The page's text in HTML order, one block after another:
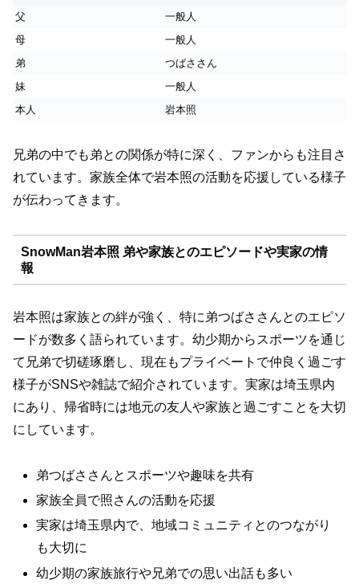
父
一般人
母
一般人
弟
つばささん
妹
一般人
本人
岩本照
兄弟の中でも弟との関係が特に深く、ファンからも注目さ
れています。家族全体で岩本照の活動を応援している様子
が伝わってきます。
SnowMan岩本照 弟や家族とのエピソードや実家の情
報
岩本照は家族との絆が強く、特に弟つばささんとのエピソ
ードが数多く語られています。幼少期からスポーツを通じ
て兄弟で切磋琢磨し、現在もプライベートで仲良く過ごす
様子がSNSや雑誌で紹介されています。実家は埼玉県内
にあり、帰省時には地元の友人や家族と過ごすことを大切
にしています。
弟つばささんとスポーツや趣味を共有
家族全員で照さんの活動を応援
実家は埼玉県内で、地域コミュニティとのつながり
も大切に
幼少期の家族旅行や兄弟での思い出話も多い